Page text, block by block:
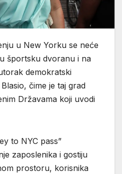
u New Yorku se neće
športsku dvoranu i na
demokratski
čime je taj grad
Državama koji uvodi
to NYC pass”
zaposlenika i gostiju
prostoru, korisnika